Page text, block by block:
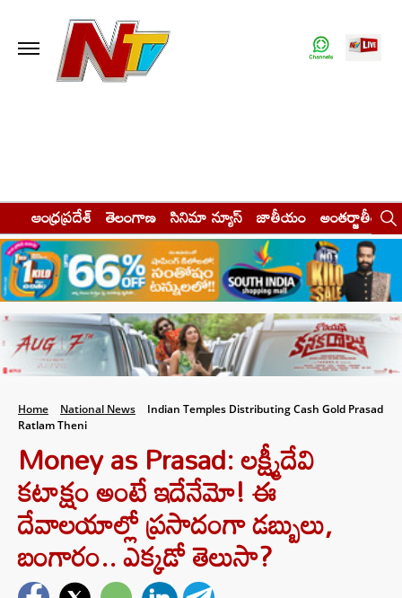
ఆంధ్రప్రదేశ్ తెలంగాణ సినిమా న్యూస్ జాతీయం అంతర్జాతీయం
Home National News
Indian Temples Distributing Cash Gold Prasad
Ratlam Theni
Money as Prasad: లక్ష్మీదేవి
కటాక్షం అంటే ఇదేనేమో! ఈ
దేవాలయాల్లో ప్రసాదంగా డబ్బులు,
బంగారం.. ఎక్కడో తెలుసా?